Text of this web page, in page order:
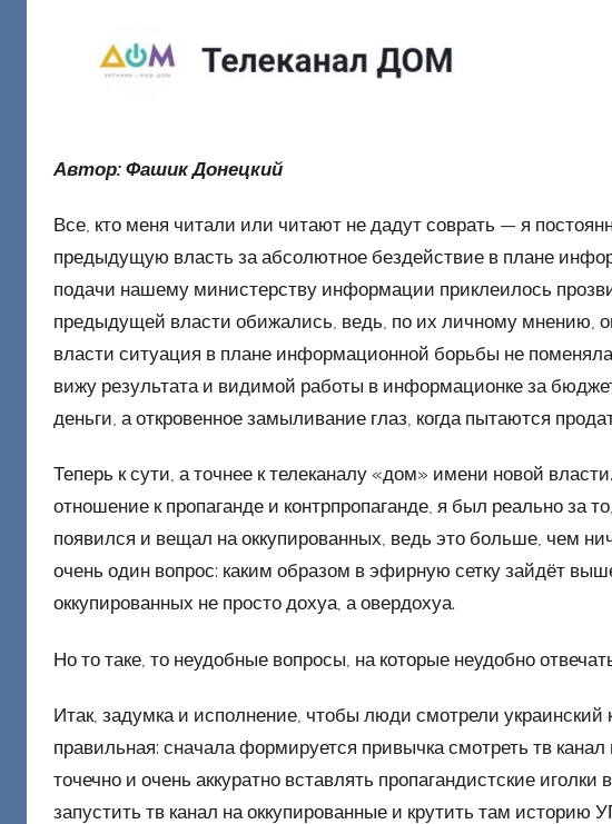
Автор: Фашик Донецкий
Все, кто меня читали или читают не дадут соврать — я
предыдущую власть за абсолютное бездействие в плане
подачи нашему министерству информации приклеилось
предыдущей власти обижались, ведь, по их личному мнению,
власти ситуация в плане информационной борьбы не
вижу результата и видимой работы в информационке за
деньги, а откровенное замыливание глаз, когда пытаются
Теперь к сути, а точнее к телеканалу «дом» имени новой
отношение к пропаганде и контрпропаганде, я был реально за
появился и вещал на оккупированных, ведь это больше, чем
очень один вопрос: каким образом в эфирную сетку зайдёт
оккупированных не просто дохуа, а овердохуа.
Но то таке, то неудобные вопросы, на которые неудобно
Итак, задумка и исполнение, чтобы люди смотрели
правильная: сначала формируется привычка смотреть тв
точечно и очень аккуратно вставлять пропагандистские
запустить тв канал на оккупированные и крутить там